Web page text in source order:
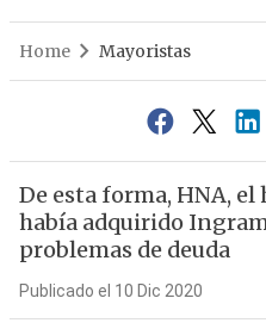
Home Mayoristas
De esta forma, HNA,
había adquirido
problemas de deuda
Publicado el 10 Dic 2020